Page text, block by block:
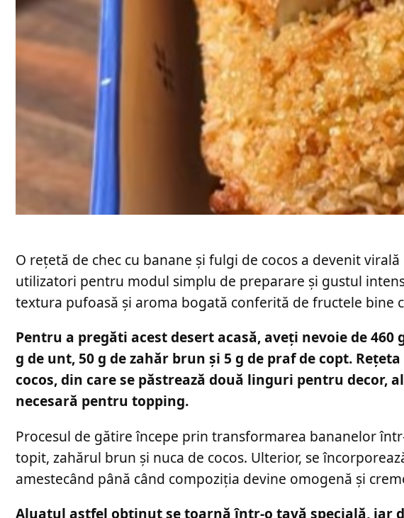
O rețetă de chec cu banane și fulgi de cocos a devenit
utilizatori pentru modul simplu de preparare și gustul
textura pufoasă și aroma bogată conferită de fructele bine
Pentru a pregăti acest desert acasă, aveți nevoie de 460
g de unt, 50 g de zahăr brun și 5 g de praf de copt.
cocos, din care se păstrează două linguri pentru decor,
necesară pentru topping.
Procesul de gătire începe prin transformarea bananelor
topit, zahărul brun și nuca de cocos. Ulterior, se
amestecând până când compoziția devine omogenă și
Aluatul astfel obținut se toarnă într-o tavă specială, iar